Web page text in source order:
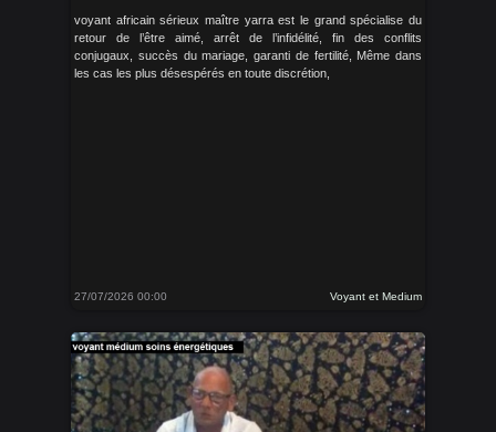
voyant africain sérieux maître yarra est le grand spécialise du
retour de l’être aimé, arrêt de l’infidélité, fin des conflits
conjugaux, succès du mariage, garanti de fertilité, Même dans
les cas les plus désespérés en toute discrétion,
27/07/2026 00:00 Voyant et Medium